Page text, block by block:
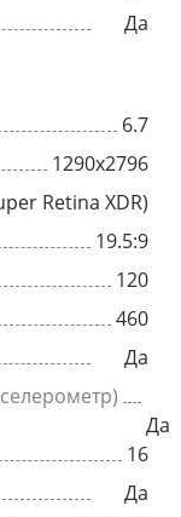
Да
6.7
1290x2796
Retina XDR)
19.5:9
120
460
Да
Да
16
Да